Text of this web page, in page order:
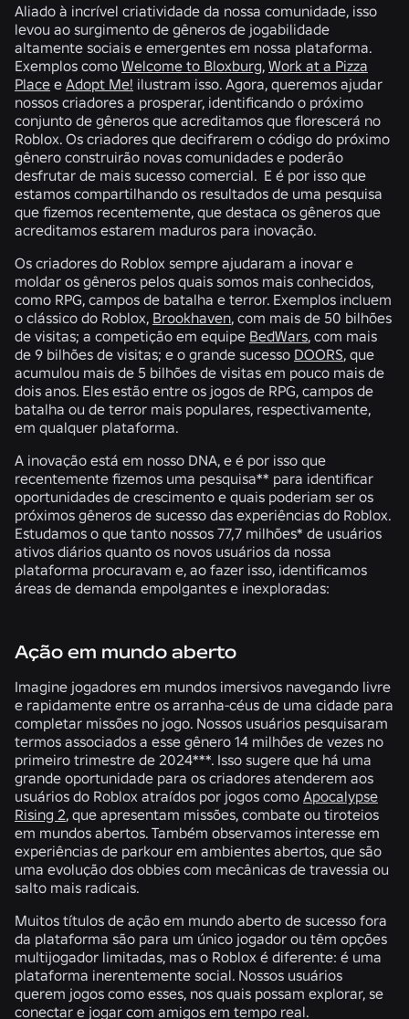
Aliado à incrível criatividade da nossa comunidade, isso
levou ao surgimento de gêneros de jogabilidade
altamente sociais e emergentes em nossa plataforma.
Exemplos como Welcome to Bloxburg, Work at a Pizza
Place e Adopt Me! ilustram isso. Agora, queremos ajudar
nossos criadores a prosperar, identificando o próximo
conjunto de gêneros que acreditamos que florescerá no
Roblox. Os criadores que decifrarem o código do próximo
gênero construirão novas comunidades e poderão
desfrutar de mais sucesso comercial. E é por isso que
estamos compartilhando os resultados de uma pesquisa
que fizemos recentemente, que destaca os gêneros que
acreditamos estarem maduros para inovação.
Os criadores do Roblox sempre ajudaram a inovar e
moldar os gêneros pelos quais somos mais conhecidos,
como RPG, campos de batalha e terror. Exemplos incluem
o clássico do Roblox, Brookhaven, com mais de 50 bilhões
de visitas; a competição em equipe BedWars, com mais
de 9 bilhões de visitas; e o grande sucesso DOORS, que
acumulou mais de 5 bilhões de visitas em pouco mais de
dois anos. Eles estão entre os jogos de RPG, campos de
batalha ou de terror mais populares, respectivamente,
em qualquer plataforma.
A inovação está em nosso DNA, e é por isso que
recentemente fizemos uma pesquisa** para identificar
oportunidades de crescimento e quais poderiam ser os
próximos gêneros de sucesso das experiências do Roblox.
Estudamos o que tanto nossos 77,7 milhões* de usuários
ativos diários quanto os novos usuários da nossa
plataforma procuravam e, ao fazer isso, identificamos
áreas de demanda empolgantes e inexploradas:
Ação em mundo aberto
Imagine jogadores em mundos imersivos navegando livre
e rapidamente entre os arranha-céus de uma cidade para
completar missões no jogo. Nossos usuários pesquisaram
termos associados a esse gênero 14 milhões de vezes no
primeiro trimestre de 2024***. Isso sugere que há uma
grande oportunidade para os criadores atenderem aos
usuários do Roblox atraídos por jogos como Apocalypse
Rising 2, que apresentam missões, combate ou tiroteios
em mundos abertos. Também observamos interesse em
experiências de parkour em ambientes abertos, que são
uma evolução dos obbies com mecânicas de travessia ou
salto mais radicais.
Muitos títulos de ação em mundo aberto de sucesso fora
da plataforma são para um único jogador ou têm opções
multijogador limitadas, mas o Roblox é diferente: é uma
plataforma inerentemente social. Nossos usuários
querem jogos como esses, nos quais possam explorar, se
conectar e jogar com amigos em tempo real.